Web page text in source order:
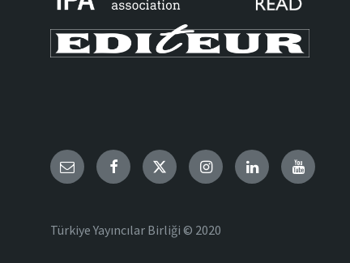
Email Facebook TwitterInstagramLinkedInYouTube
Türkiye Yayıncılar Birliği © 2020